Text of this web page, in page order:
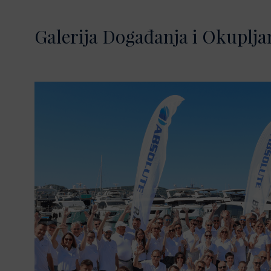
Galerija Događanja i